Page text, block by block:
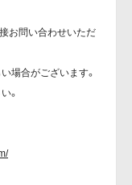
お問い合わせいただ
場合がございます。
。